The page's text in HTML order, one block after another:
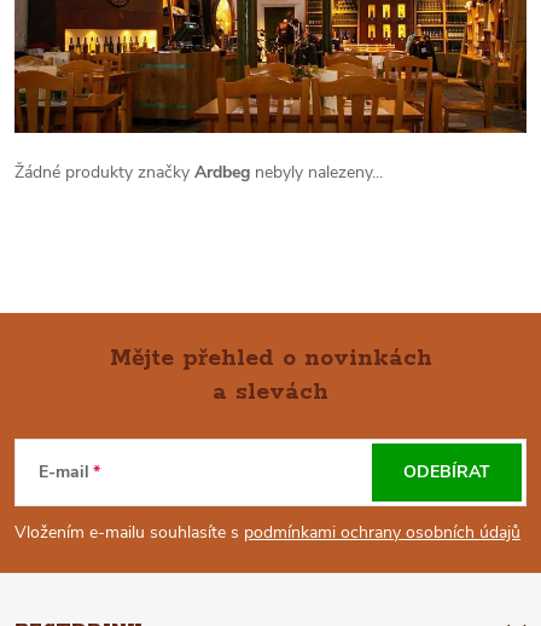
Žádné produkty značky Ardbeg nebyly nalezeny...
P
Mějte přehled o novinkách
a slevách
E-mail
Vložením e-mailu souhlasíte s podmínkami ochrany osobních údajů
ODEBÍRAT